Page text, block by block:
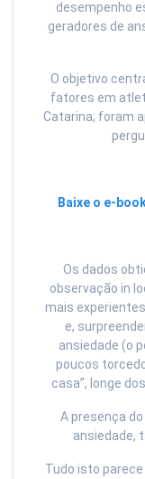
desempenho
geradores de
O objetivo
fatores em
Catarina; foram
Baixe o e-
Os dados
observação in
mais
e,
ansiedade (o
poucos
casa”, longe
A presença
ansiedade,
Tudo isto